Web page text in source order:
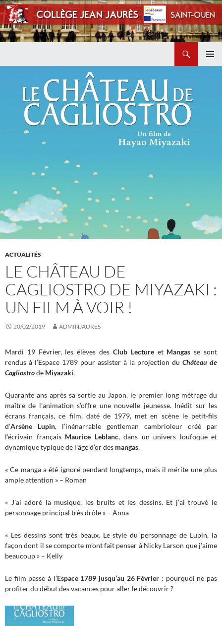
ACTUALITÉS
LE CHÂTEAU DE
CAGLIOSTRO DE MIYAZAKI :
UN FILM À VOIR !
20/02/2019 ADMINJAURES
Mardi 19 Février, les élèves des Club Lectureet Mangas se sont
rendus à l’Espace 1789 pour assister à la projection du Château de
Cagliostrode Miyazaki.
Quarante ans après sa sortie au Japon, le premier long métrage du
maître de l’animation s’offre une nouvelle jeunesse. Inédit sur les
écrans français, ce film, daté de 1979, met en scène le petit-fils
d’Arsène Lupin, l’inénarrable gentleman cambrioleur créé par
l’écrivain françaisMaurice Leblanc, dans un univers loufoque et
dynamique typique de l’âge d’or des mangas.
« Ce manga a été ignoré pendant longtemps, mais il mérite une plus
ample attention » – Roman
« J’ai adoré la musique, les bruits et les dessins. Et j’ai trouvé le
personnage principal très drôle » – Anna
« Les dessins sont très beaux. Le style du personnage de Lupin, la
façon dont il se comporte m’ont fait penser à Nicky Larson que j’aime
beaucoup » – Kelly
Le film passe à l’Espace 1789 jusqu’au 26 Février : pourquoi ne pas
profiter du début des vacances pour aller le découvrir ?